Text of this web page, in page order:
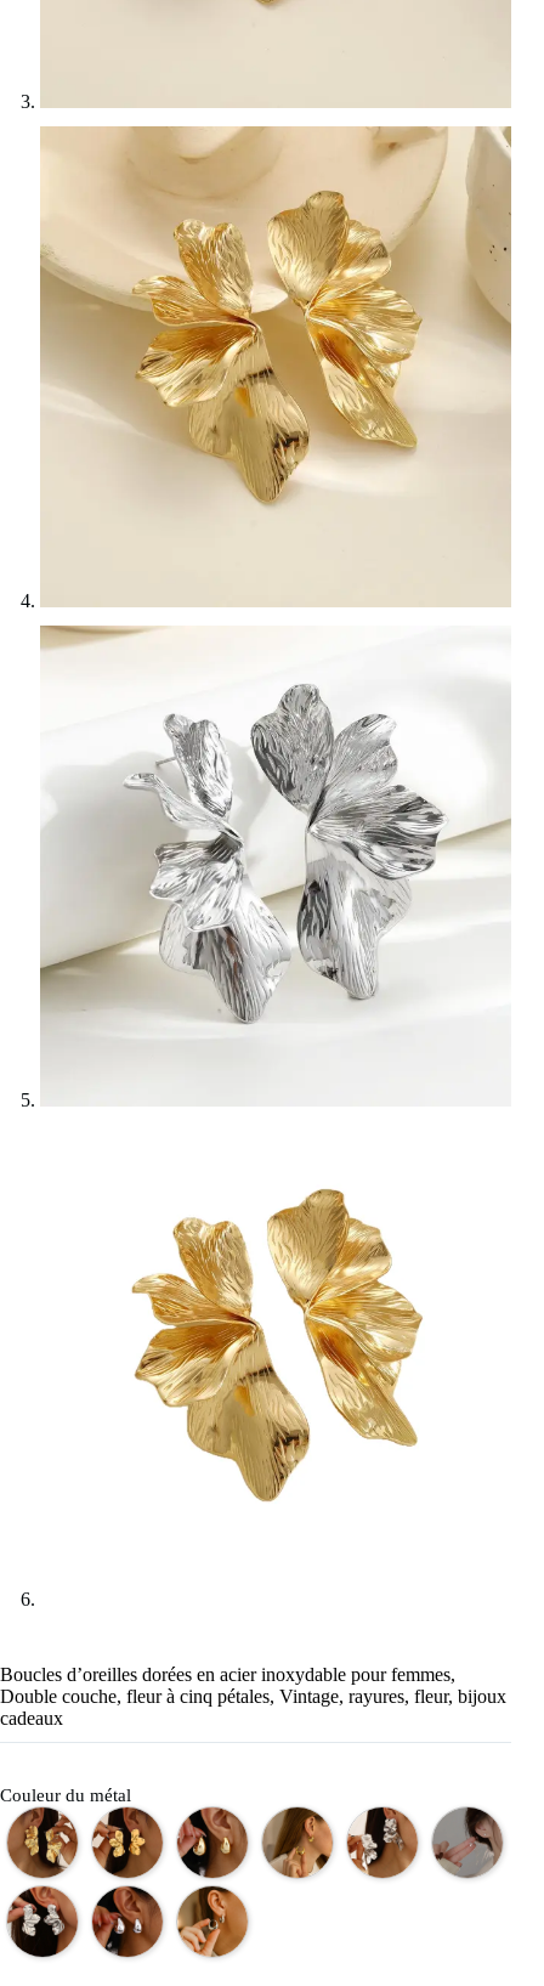
Boucles d’oreilles dorées en acier inoxydable pour femmes,
Double couche, fleur à cinq pétales, Vintage, rayures, fleur, bijoux
cadeaux
Couleur du métal